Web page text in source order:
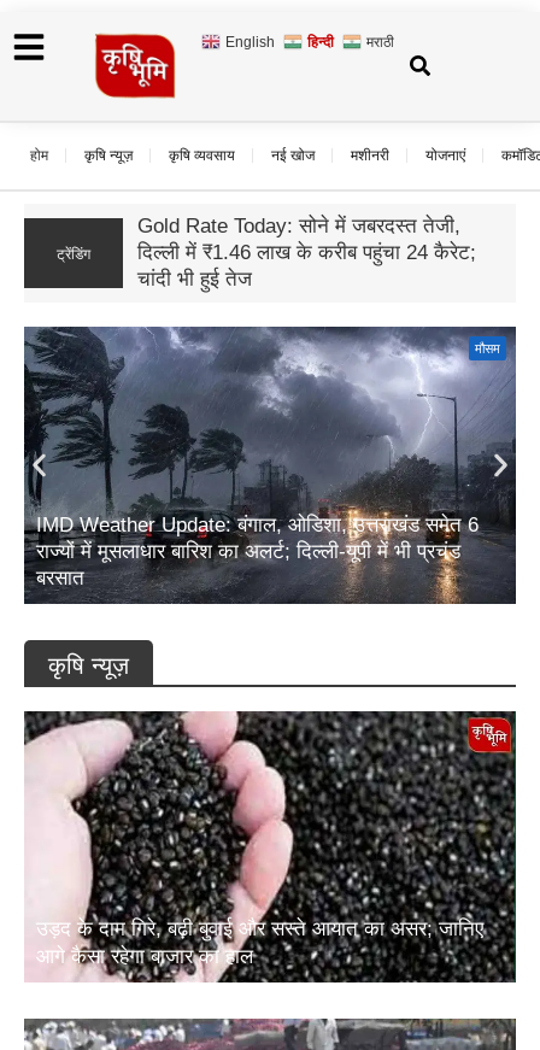
English हिन्दी मराठी
होम कृषि न्यूज़ कृषि व्यवसाय नई खोज मशीनरी योजनाएं
ट्रेंडिंग
यूपी अनुपूरक बजट 2026: ग्रामीण विकास के लिए
17,942 करोड़ रुपये का प्रावधान; आजीविका और
कृषि पर सबसे बड़ा जोर
मौसम
IMD Weather Update: बंगाल, ओडिशा, उत्तराखंड समेत 6
राज्यों में मूसलाधार बारिश का अलर्ट; दिल्ली-यूपी में भी प्रचंड
बरसात
कृषि न्यूज़
उड़द के दाम गिरे, बढ़ी बुवाई और सस्ते आयात का असर; जानिए
आगे कैसा रहेगा बाजार का हाल